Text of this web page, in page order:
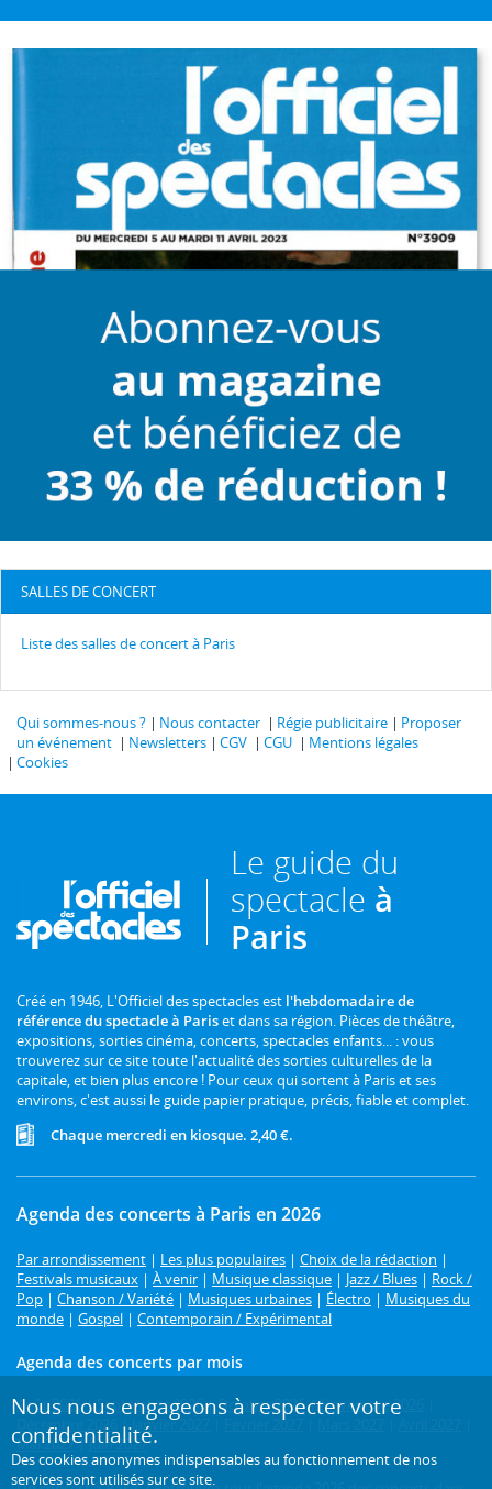
SALLES DE CONCERT
Liste des salles de concert à Paris
Qui sommes-nous ? Nous contacter Régie publicitaire
Proposer
un événement
Newsletters CGV CGU
Mentions légales
Cookies
Le guide du
spectacle à
Paris
Créé en 1946, L'Officiel des spectacles est l'hebdomadaire de
référence du spectacle à Pariset dans sa région. Pièces de théâtre,
expositions, sorties cinéma, concerts, spectacles enfants... : vous
trouverez sur ce site toute l'actualité des sorties culturelles de la
capitale, et bien plus encore ! Pour ceux qui sortent à Paris et ses
environs, c'est aussi le guide papier pratique, précis, fiable et complet.
Chaque mercredi en kiosque. 2,40 €.
Agenda des concerts à Paris en 2026
Par arrondissement | Les plus populaires | Choix de la rédaction |
Festivals musicaux | À venir | Musique classique | Jazz / Blues | Rock /
Pop | Chanson / Variété | Musiques urbaines | Électro | Musiques du
monde | Gospel | Contemporain / Expérimental
Agenda des concerts par mois
Août 2026| Septembre 2026|Octobre 2026|Novembre 2026
Décembre 2026
| Janvier 2027 Février 2027
Mai 2027| Juin 2027
Nous nous engageons à respecter votre
confidentialité.
Des cookies anonymes indispensables au fonctionnement de nos
services sont utilisés sur ce site.